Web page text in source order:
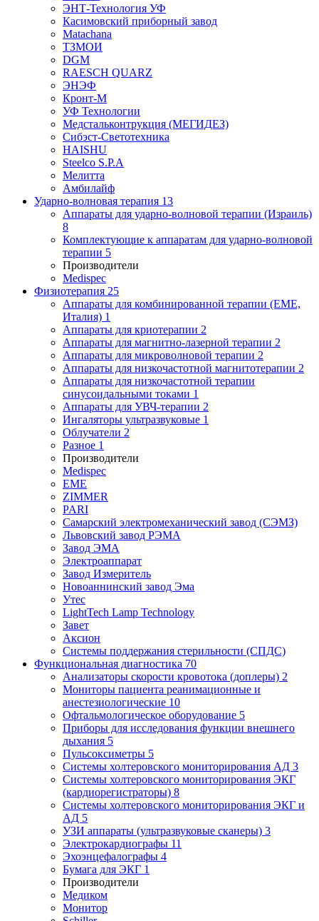
ЭНТ-Технология УФ
Касимовский приборный завод
Matachana
ТЗМОИ
DGM
RAESCH QUARZ
ЭНЭФ
Кронт-М
УФ Технологии
Медстальконтрукция (МЕГИДЕЗ)
Сибэст-Светотехника
HAISHU
Steelco S.P.A
Мелитта
Амбилайф
Ударно-волновая терапия 13
Аппараты для ударно-волновой терапии (Израиль)
8
Комплектующие к аппаратам для ударно-волновой
терапии 5
Производители
Medispec
Физиотерапия 25
Аппараты для комбинированной терапии (EME,
Италия) 1
Аппараты для криотерапии 2
Аппараты для магнитно-лазерной терапии 2
Аппараты для микроволновой терапии 2
Аппараты для низкочастотной магнитотерапии 2
Аппараты для низкочастотной терапии
синусоидальными токами 1
Аппараты для УВЧ-терапии 2
Ингаляторы ультразвуковые 1
Облучатели 2
Разное 1
Производители
Medispec
EME
ZIMMER
PARI
Самарский электромеханический завод (СЭМЗ)
Львовский завод РЭМА
Завод ЭМА
Электроаппарат
Завод Измеритель
Новоаннинский завод Эма
Утес
LightTech Lamp Technology
Завет
Аксион
Системы поддержания стерильности (СПДС)
Функциональная диагностика 70
Анализаторы скорости кровотока (доплеры) 2
Мониторы пациента реанимационные и
анестезиологические 10
Офтальмологическое оборудование 5
Приборы для исследования функции внешнего
дыхания 5
Пульсоксиметры 5
Системы холтеровского мониторирования АД 3
Системы холтеровского мониторирования ЭКГ
(кардиорегистраторы) 8
Системы холтеровского мониторирования ЭКГ и
АД 5
УЗИ аппараты (ультразвуковые сканеры) 3
Электрокардиографы 11
Эхоэнцефалографы 4
Бумага для ЭКГ 1
Производители
Медиком
Монитор